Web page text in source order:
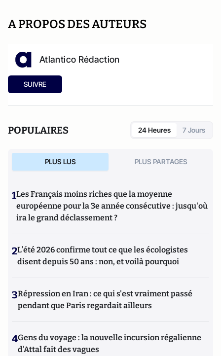
A PROPOS DES AUTEURS
Atlantico Rédaction
SUIVRE
POPULAIRES 24 Heures 7 Jours
PLUS LUS PLUS PARTAGES
1Les Français moins riches que la moyenne
européenne pour la 3e année consécutive : jusqu'où
ira le grand déclassement ?
2L’été 2026 confirme tout ce que les écologistes
disent depuis 50 ans : non, et voilà pourquoi
3Répression en Iran : ce qui s'est vraiment passé
pendant que Paris regardait ailleurs
4Gens du voyage : la nouvelle incursion régalienne
d'Attal fait des vagues